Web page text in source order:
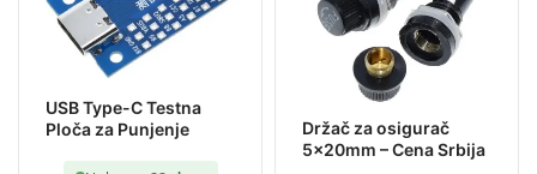
USB Type-C Testna
Ploča za Punjenje
Držač za osigurač
5x20mm – Cena Srbija